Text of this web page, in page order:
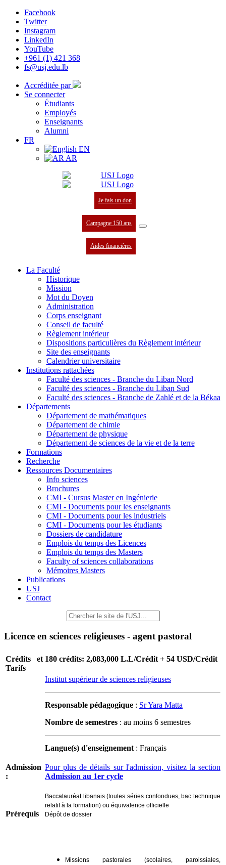
Facebook
Twitter
Instagram
LinkedIn
YouTube
+961 (1) 421 368
fs@usj.edu.lb
Accréditée par
Se connecter
Étudiants
Employés
Enseignants
Alumni
FR
EN
AR
Je fais un don
Campagne 150 ans
Aides financières
La Faculté
Historique
Mission
Mot du Doyen
Administration
Corps enseignant
Conseil de faculté
Règlement intérieur
Dispositions particulières du Règlement intérieur
Site des enseignants
Calendrier universitaire
Institutions rattachées
Faculté des sciences - Branche du Liban Nord
Faculté des sciences - Branche du Liban Sud
Faculté des sciences - Branche de Zahlé et de la Békaa
Départements
Département de mathématiques
Département de chimie
Département de physique
Département de sciences de la vie et de la terre
Formations
Recherche
Ressources Documentaires
Info sciences
Brochures
CMI - Cursus Master en Ingénierie
CMI - Documents pour les enseignants
CMI - Documents pour les industriels
CMI - Documents pour les étudiants
Dossiers de candidature
Emplois du temps des Licences
Emplois du temps des Masters
Faculty of sciences collaborations
Mémoires Masters
Publications
USJ
Contact
Licence en sciences religieuses - agent pastoral
Crédits et
Tarifs
180 crédits: 2,083,000 L.L/Crédit + 54 USD/Crédit
Institut supérieur de sciences religieuses
Responsable pédagogique : Sr Yara Matta
Nombre de semestres : au moins 6 semestres
Langue(s) d'enseignement: Français
Admission
:
Pour plus de détails sur l'admission, visitez la section
Admission au 1er cycle
Prérequis
Baccalauréat libanais (toutes séries confondues, bac technique
relatif à la formation) ou équivalence officielle
Dépôt de dossier
Missions pastorales (scolaires, paroissiales,